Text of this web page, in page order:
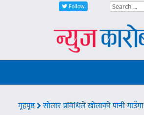
Follow
गृहपृष्ठ सोलार प्रविधिले खोलाको पानी गाउँमा